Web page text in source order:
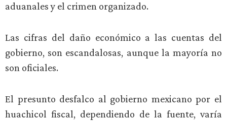
aduanales y el crimen organizado.
Las cifras del daño económico a las cuentas del
gobierno, son escandalosas, aunque la mayoría no
son oficiales.
El presunto desfalco al gobierno mexicano por el
huachicol fiscal, dependiendo de la fuente, varía